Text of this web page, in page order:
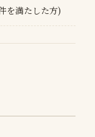
を満たした方)